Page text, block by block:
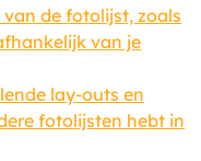
de fotolijst, zoals
van je
lay-outs en
fotolijsten hebt in